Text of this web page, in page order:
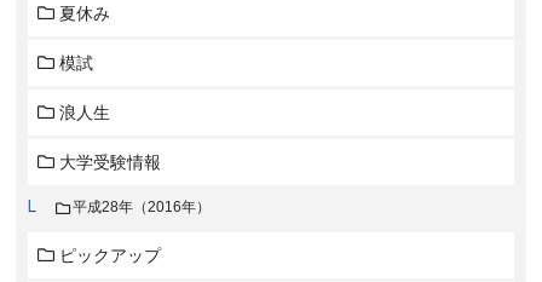
夏休み
模試
浪人生
大学受験情報
平成28年（2016年）
ピックアップ